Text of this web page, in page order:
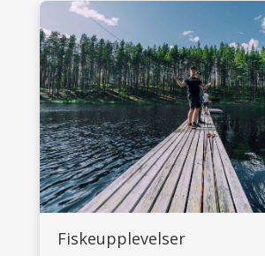
Fiskeupplevelser